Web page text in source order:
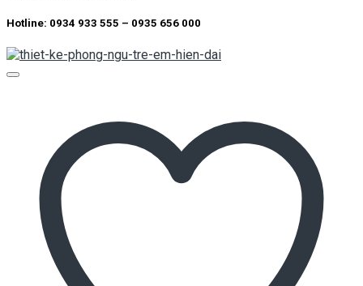
Hotline: 0934 933 555 – 0935 656 000